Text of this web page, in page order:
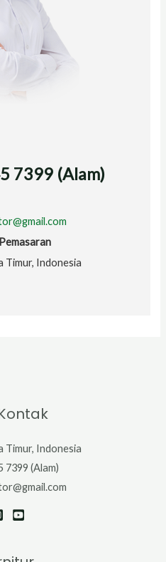
7399 (Alam)
Timur, Indonesia
Timur, Indonesia
7399 (Alam)